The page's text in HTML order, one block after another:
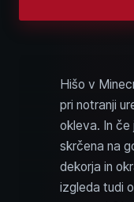
Hišo v
pri notranji
okleva. In če
skrčena na
dekorja in
izgleda tudi